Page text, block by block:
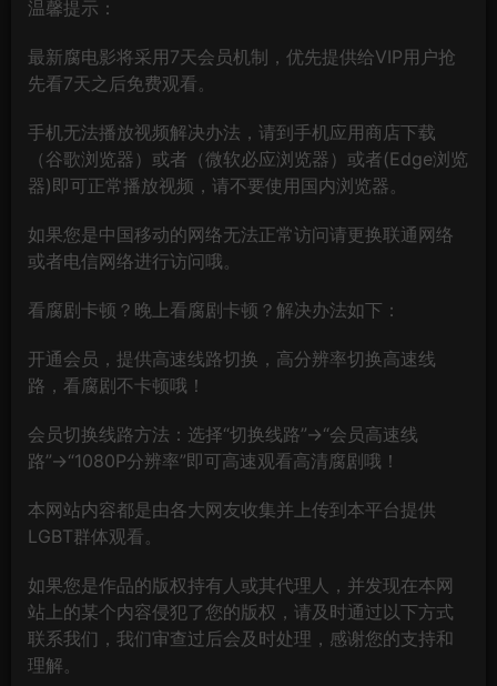
温馨提示：
最新腐电影将采用7天会员机制，优先提供给VIP用户抢
先看7天之后免费观看。
手机无法播放视频解决办法，请到手机应用商店下载
（谷歌浏览器）或者（微软必应浏览器）或者(Edge浏览
器)即可正常播放视频，请不要使用国内浏览器。
如果您是中国移动的网络无法正常访问请更换联通网络
或者电信网络进行访问哦。
看腐剧卡顿？晚上看腐剧卡顿？解决办法如下：
开通会员，提供高速线路切换，高分辨率切换高速线
路，看腐剧不卡顿哦！
会员切换线路方法：选择“切换线路”→“会员高速线
路”→“1080P分辨率”即可高速观看高清腐剧哦！
本网站内容都是由各大网友收集并上传到本平台提供
LGBT群体观看。
如果您是作品的版权持有人或其代理人，并发现在本网
站上的某个内容侵犯了您的版权，请及时通过以下方式
联系我们，我们审查过后会及时处理，感谢您的支持和
理解。